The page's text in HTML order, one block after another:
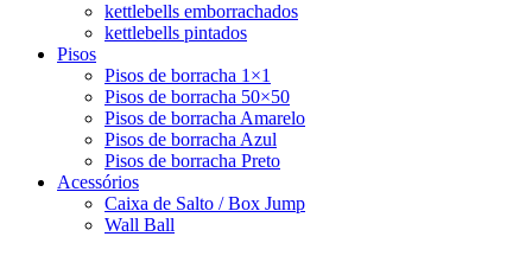
kettlebells emborrachados
kettlebells pintados
Pisos
Pisos de borracha 1×1
Pisos de borracha 50×50
Pisos de borracha Amarelo
Pisos de borracha Azul
Pisos de borracha Preto
Acessórios
Caixa de Salto / Box Jump
Wall Ball